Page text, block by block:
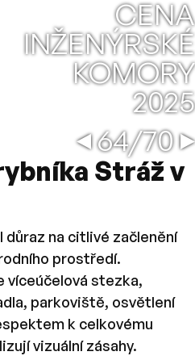
CENA
INŽENÝRSKÉ
KOMORY
2025
←64/70→
Stráž v
na citlivé začlenění
prostředí.
víceúčelová stezka,
parkoviště, osvětlení
k celkovému
vizuální zásahy.